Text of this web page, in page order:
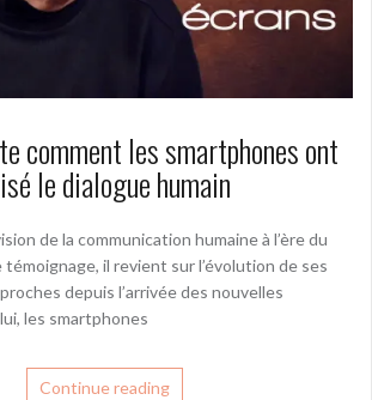
comment les smartphones ont
le dialogue humain
de la communication humaine à l’ère du
témoignage, il revient sur l’évolution de ses
depuis l’arrivée des nouvelles
les smartphones
Continue reading